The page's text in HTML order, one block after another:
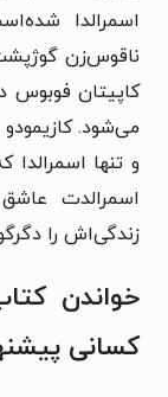
اسمرالدا
ناقوس‌زن گوژپشت
کاپیتان فوبوس
می‌شود.
و تنها
اسمرالدت
زندگی‌اش را
خواندن
کسانی